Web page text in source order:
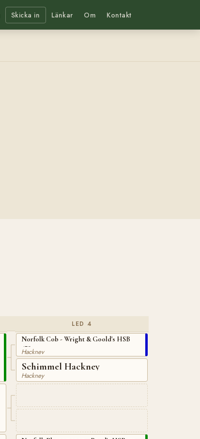
Skicka in Länkar Om Kontakt
LED 4
Norfolk Cob - Wright & Goold's HSB
475
Hackney
Schimmel Hackney
Hackney